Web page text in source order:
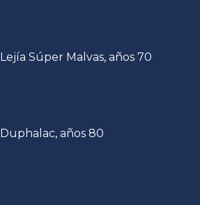
Lejía Súper Malvas, años 70
Duphalac, años 80